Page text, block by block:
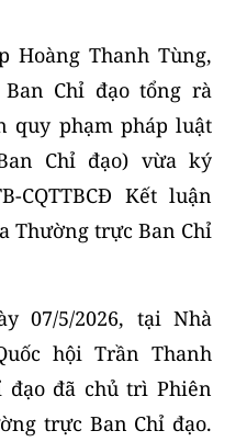
Hoàng Thanh Tùng,
Chỉ đạo tổng rà
quy phạm pháp luật
Chỉ đạo) vừa ký
CQTTBCĐ Kết luận
Thường trực Ban Chỉ
07/5/2026, tại Nhà
hội Trần Thanh
đạo đã chủ trì Phiên
trực Ban Chỉ đạo.